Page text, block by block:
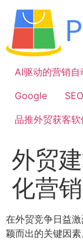
容
AI驱动的营销自
Google
品推外贸获客软
外贸
化营
在外贸竞争日益
颖而出的关键因